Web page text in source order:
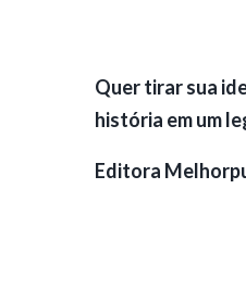
Quer tirar sua
história em um
Editora